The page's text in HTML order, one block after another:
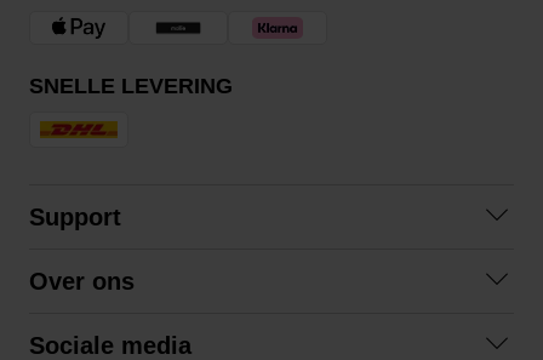
SNELLE LEVERING
Support
Algemene voorwaarden
Over ons
Sociale media